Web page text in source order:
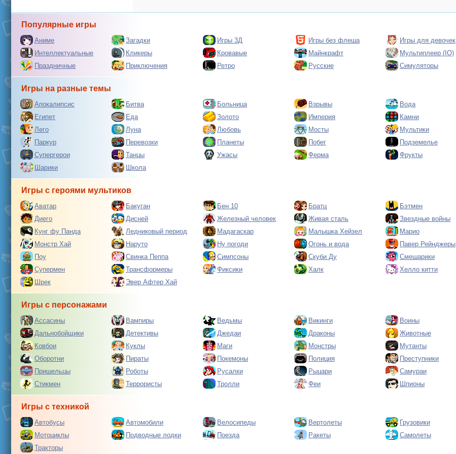
Популярные игры
Аниме Загадки Игры 3Д Игры без флеша Игры для девочек
Интеллектуальные
Кликеры Кровавые Майнкрафт Мультиплеер (IO)
Праздничные
Приключения Ретро Русские Симуляторы
Игры на разные темы
Апокалипсис Битва Больница Взрывы Вода
Египет
Еда Золото Империя Камни
Лего
Луна Любовь Мосты Мультики
Паркур
Перевозки Планеты Побег Подземелье
Супергерои
Танцы Ужасы Ферма Фрукты
Шарики
Школа
Игры с героями мультиков
Аватар Бакуган Бен 10 Братц Бэтмен
Диего
Дисней Железный человек Живая сталь Звездные войны
Кунг фу Панда
Ледниковый период Мадагаскар Малышка Хейзел Марио
Монстр Хай
Наруто Ну погоди Огонь и вода Павер Рейнджеры
Поу
Свинка Пеппа Симпсоны Скуби Ду Смешарики
Супермен
Трансформеры Фиксики Халк Хелло китти
Шрек
Эвер Афтер Хай
Игры с персонажами
Ассасины Вампиры Ведьмы Викинги Воины
Дальнобойщики
Детективы Джедаи Драконы Животные
Ковбои
Куклы Маги Монстры Мутанты
Оборотни
Пираты Покемоны Полиция Преступники
Пришельцы
Роботы Русалки Рыцари Самураи
Стикмен
Террористы Тролли Феи Шпионы
Игры с техникой
Автобусы Автомобили Велосипеды Вертолеты Грузовики
Мотоциклы
Подводные лодки Поезда Ракеты Самолеты
Тракторы